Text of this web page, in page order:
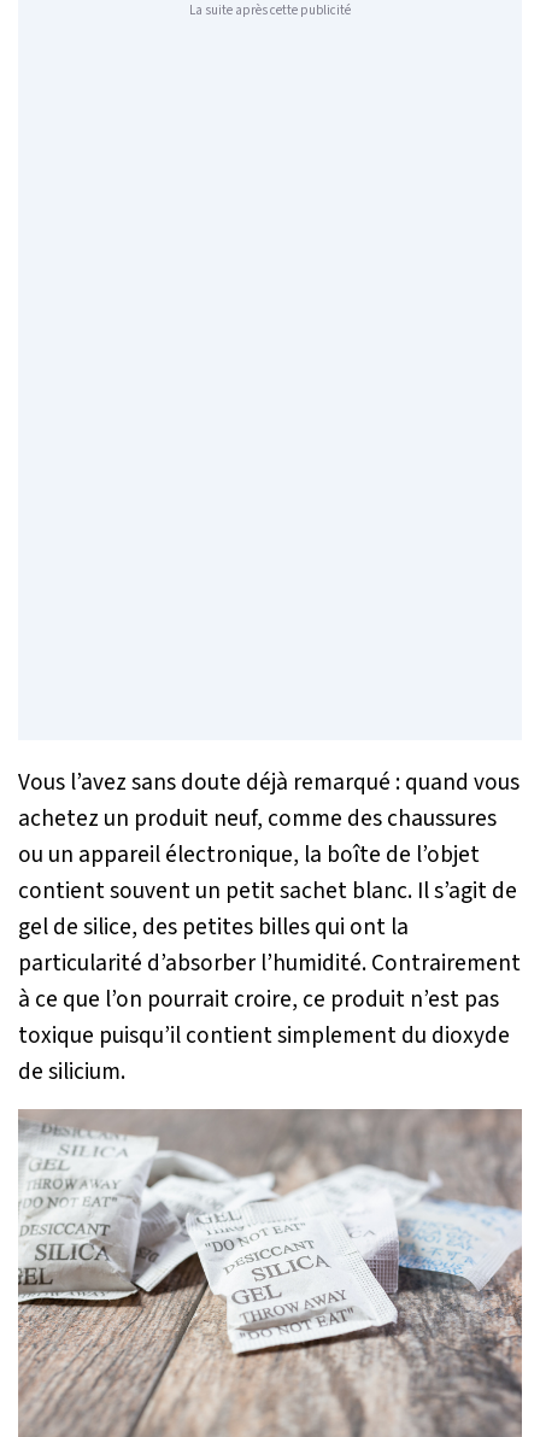
La suite après cette publicité
Vous l’avez sans doute déjà remarqué : quand vous
achetez un produit neuf, comme des chaussures
ou un appareil électronique, la boîte de l’objet
contient souvent un petit sachet blanc. Il s’agit de
gel de silice, des petites billes qui ont la
particularité d’absorber l’humidité. Contrairement
à ce que l’on pourrait croire, ce produit n’est pas
toxique puisqu’il contient simplement du dioxyde
de silicium.